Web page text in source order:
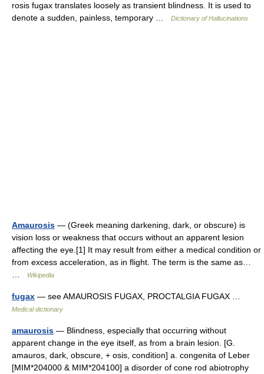
rosis fugax translates loosely as transient blindness. It is used to
denote a sudden, painless, temporary …
Dictionary of Hallucinations
Amaurosis — (Greek meaning darkening, dark, or obscure) is
vision loss or weakness that occurs without an apparent lesion
affecting the eye.[1] It may result from either a medical condition or
from excess acceleration, as in flight. The term is the same as…
Wikipedia
fugax — see AMAUROSIS FUGAX, PROCTALGIA FUGAX …
Medical dictionary
amaurosis — Blindness, especially that occurring without
apparent change in the eye itself, as from a brain lesion. [G.
amauros, dark, obscure, + osis, condition] a. congenita of Leber
[MIM*204000 & MIM*204100] a disorder of cone rod abiotrophy